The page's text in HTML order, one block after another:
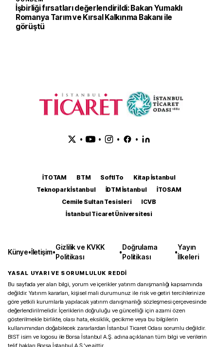
İşbirliği fırsatları değerlendirildi: Bakan Yumaklı
Romanya Tarım ve Kırsal Kalkınma Bakanı ile
görüştü
• • • •
İTOTAM BTM SoftITo
Kitap İstanbul
Teknopark İstanbul
İDTM İstanbul
İTOSAM
Cemile Sultan Tesisleri
ICVB
İstanbul Ticaret Üniversitesi
Künye•İletişim•
Gizlilik ve KVKK
Politikası
•
Doğrulama
Politikası
•
Yayın
İlkeleri
YASAL UYARI VE SORUMLULUK REDDİ
Bu sayfada yer alan bilgi, yorum ve içerikler yatırım danışmanlığı kapsamında
değildir. Yatırım kararları, kişisel mali durumunuz ile risk ve getiri tercihlerinize
göre yetkili kurumlarla yapılacak yatırım danışmanlığı sözleşmesi çerçevesinde
değerlendirilmelidir. İçeriklerin doğruluğu ve güncelliği için azami özen
gösterilmekle birlikte, olası hata, eksiklik, gecikme veya bu bilgilerin
kullanımından doğabilecek zararlardan İstanbul Ticaret Odası sorumlu değildir.
BIST isim ve logosu ile Borsa İstanbul A.Ş. adına açıklanan tüm bilgi ve verilerin
telif hakları Borsa İstanbul A.Ş.’ye aittir.